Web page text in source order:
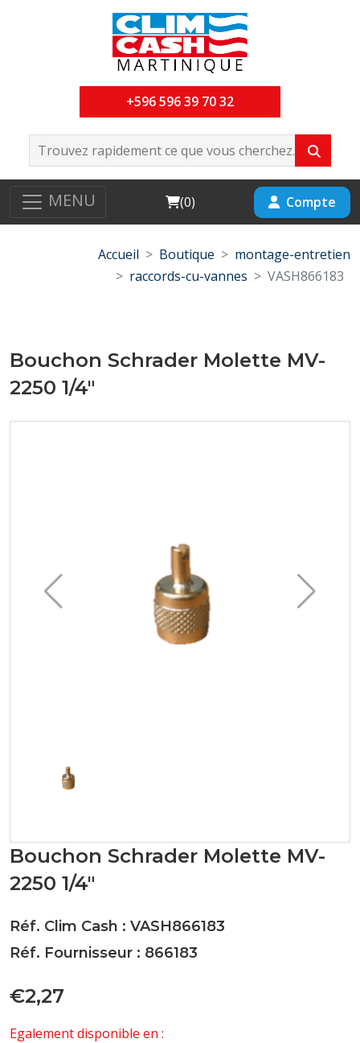
+596 596 39 70 32
MENU Cart
(0) Compte
Accueil Boutique
montage-entretien
raccords-cu-vannes
VASH866183
Bouchon Schrader Molette MV-
2250 1/4"
Bouchon Schrader Molette MV-
2250 1/4"
Réf. Clim Cash : VASH866183
Réf. Fournisseur : 866183
€2,27
Egalement disponible en :